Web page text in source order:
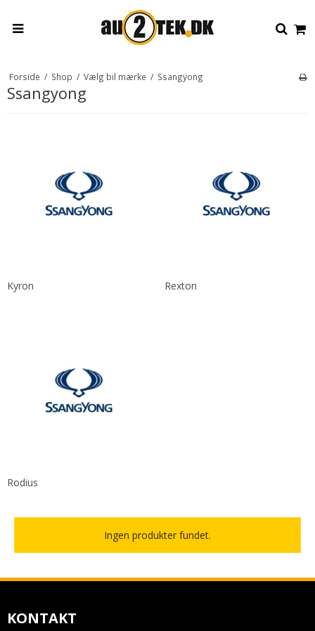
Forside / Shop / Vælg bil mærke / Ssangyong
Ssangyong
Kyron Rexton
Rodius
Ingen produkter fundet.
KONTAKT